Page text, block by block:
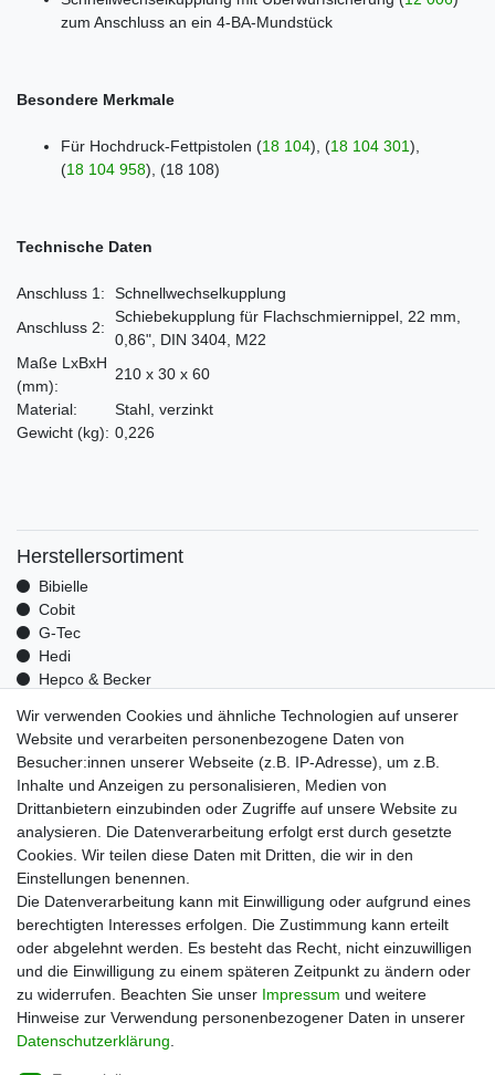
zum Anschluss an ein 4-BA-Mundstück
Besondere Merkmale
Für Hochdruck-Fettpistolen (18 104), (18 104 301),
(18 104 958), (18 108)
Technische Daten
Anschluss 1:
Schnellwechselkupplung
Anschluss 2:
Schiebekupplung für Flachschmiernippel, 22 mm,
0,86", DIN 3404, M22
Maße LxBxH
(mm):
210 x 30 x 60
Material:
Stahl, verzinkt
Gewicht (kg): 0,226
Herstellersortiment
Bibielle
Cobit
G-Tec
Hedi
Hepco & Becker
Optrel
Pressol
Telwin
Mehr über uns
Zahlungsarten
Versand
Kontakt
Unsere Kaufabwicklung ist durch SSL gesichert
Wir verwenden Cookies und ähnliche Technologien auf unserer
Website und verarbeiten personenbezogene Daten von
Besucher:innen unserer Webseite (z.B. IP-Adresse), um z.B.
Inhalte und Anzeigen zu personalisieren, Medien von
Drittanbietern einzubinden oder Zugriffe auf unsere Website zu
analysieren. Die Datenverarbeitung erfolgt erst durch gesetzte
Cookies. Wir teilen diese Daten mit Dritten, die wir in den
Einstellungen benennen.
Die Datenverarbeitung kann mit Einwilligung oder aufgrund eines
berechtigten Interesses erfolgen. Die Zustimmung kann erteilt
oder abgelehnt werden. Es besteht das Recht, nicht einzuwilligen
und die Einwilligung zu einem späteren Zeitpunkt zu ändern oder
zu widerrufen. Beachten Sie unser Impressum und weitere
Hinweise zur Verwendung personenbezogener Daten in unserer
Daten­schutz­erklärung